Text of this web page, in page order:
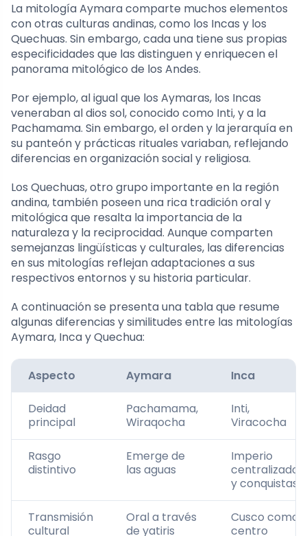
La mitología Aymara comparte muchos elementos
con otras culturas andinas, como los Incas y los
Quechuas. Sin embargo, cada una tiene sus propias
especificidades que las distinguen y enriquecen el
panorama mitológico de los Andes.
Por ejemplo, al igual que los Aymaras, los Incas
veneraban al dios sol, conocido como Inti, y a la
Pachamama. Sin embargo, el orden y la jerarquía en
su panteón y prácticas rituales variaban, reflejando
diferencias en organización social y religiosa.
Los Quechuas, otro grupo importante en la región
andina, también poseen una rica tradición oral y
mitológica que resalta la importancia de la
naturaleza y la reciprocidad. Aunque comparten
semejanzas lingüísticas y culturales, las diferencias
en sus mitologías reflejan adaptaciones a sus
respectivos entornos y su historia particular.
A continuación se presenta una tabla que resume
algunas diferencias y similitudes entre las mitologías
Aymara, Inca y Quechua:
Aspecto Aymara Inca
Deidad
principal
Pachamama,
Wiraqocha
Inti,
Viracocha
Rasgo
distintivo
Emerge de
las aguas
Imperio
centralizado
y conquistas
Transmisión
cultural
Oral a través
de yatiris
Cusco como
centro